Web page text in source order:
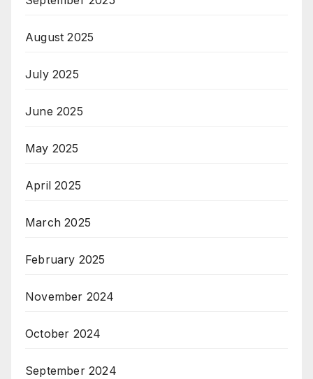
August 2025
July 2025
June 2025
May 2025
April 2025
March 2025
February 2025
November 2024
October 2024
September 2024